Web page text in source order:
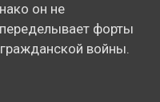
он не
форты
войны.